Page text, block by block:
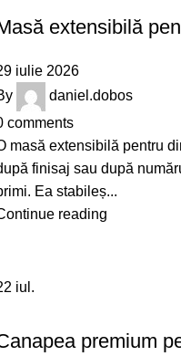
extensibilă
iulie 2026
daniel.dobos
comments
masă extensibilă pentru
finisaj sau după
Ea stabileș...
reading
iul.
premium